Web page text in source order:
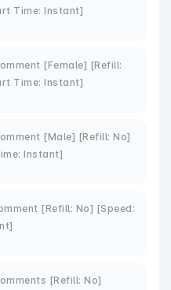
Time: Instant]
[Female] [Refill:
Time: Instant]
[Male] [Refill: No]
Instant]
[Refill: No] [Speed:
[Refill: No]